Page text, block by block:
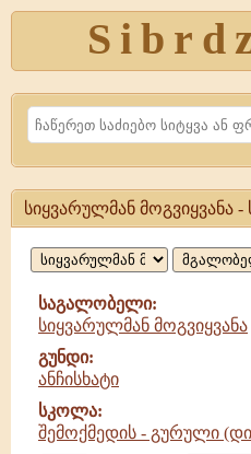
Search
სიყვარულმან
მოგვიყვანა,
საგალობელი
სიყვარულმან მოგვიყვანა
საგალობელი:
სიყვარულმან მოგვიყვანა
გუნდი:
ანჩისხატი
სკოლა:
შემოქმედის - გურული